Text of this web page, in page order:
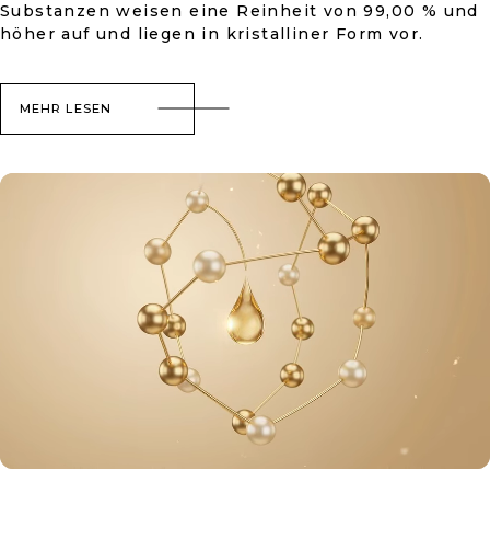
Substanzen weisen eine Reinheit von 99,00 % und
höher auf und liegen in kristalliner Form vor.
MEHR LESEN